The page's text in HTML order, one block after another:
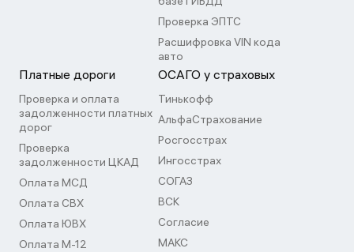
Проверка ЭПТС
Расшифровка VIN кода
авто
Платные дороги
Проверка и оплата
задолженности платных
дорог
Проверка
задолженности ЦКАД
Оплата МСД
Оплата СВХ
Оплата ЮВХ
Оплата М-12
ОСАГО у страховых
Тинькофф
АльфаСтрахование
Росгосстрах
Ингосстрах
СОГАЗ
ВСК
Согласие
МАКС